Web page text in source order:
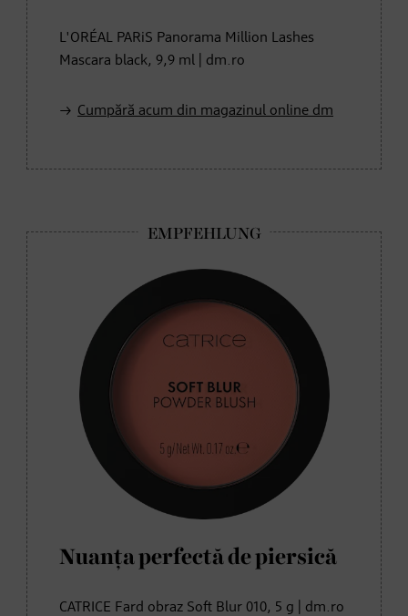
L'ORÉAL PARiS Panorama Million Lashes
Mascara black, 9,9 ml | dm.ro
Cumpără acum din magazinul online dm
Nuanța perfectă de piersică
CATRICE Fard obraz Soft Blur 010, 5 g | dm.ro